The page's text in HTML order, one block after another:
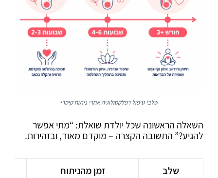
שלבי טיפול רפלקסולוגיה אחרי ניתוח קיסרי
השאלה הראשונה שכל יולדת שואלת: “מתי אפשר
להגיע?” התשובה הקצרה – מוקדם מאוד, ובזהירות.
שלב
זמן מהניתוח